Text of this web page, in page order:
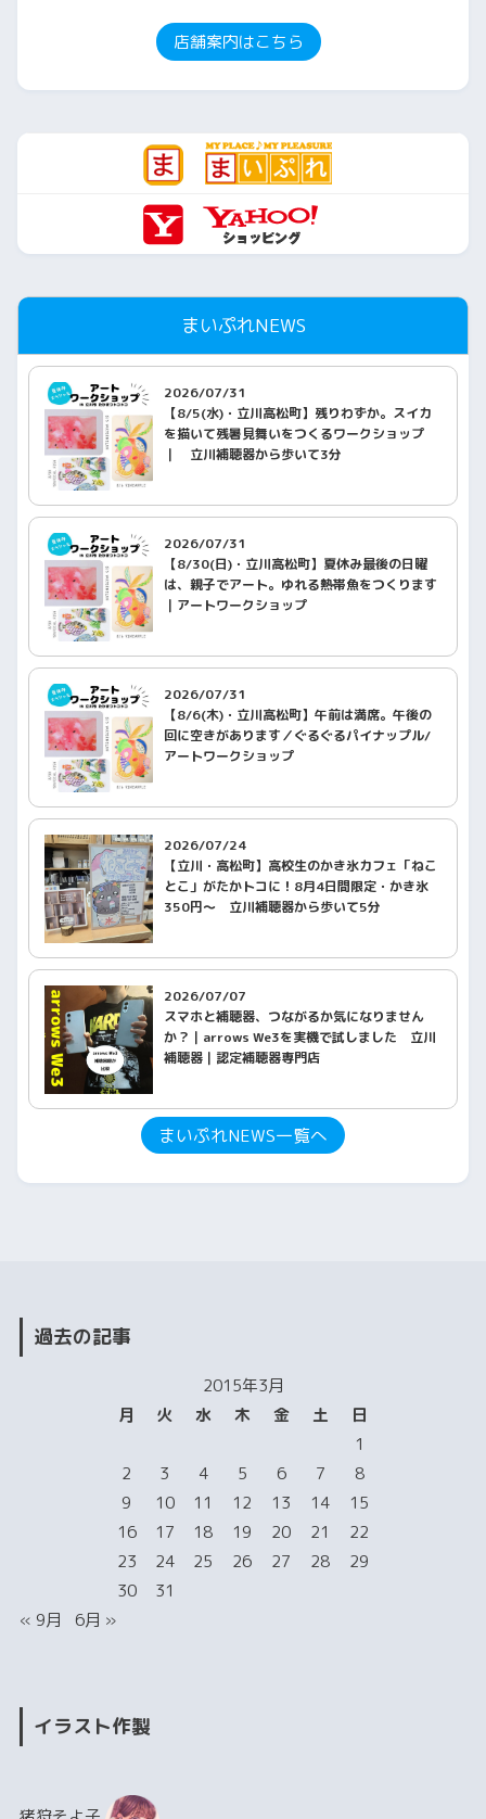
店舗案内はこちら
まいぷれNEWS
2026/07/31
【8/5(水)・立川高松町】残りわずか。スイカ
を描いて残暑見舞いをつくるワークショップ
｜ 立川補聴器から歩いて3分
2026/07/31
【8/30(日)・立川高松町】夏休み最後の日曜
は、親子でアート。ゆれる熱帯魚をつくります
｜アートワークショップ
2026/07/31
【8/6(木)・立川高松町】午前は満席。午後の
回に空きがあります／ぐるぐるパイナップル/
アートワークショップ
2026/07/24
【立川・高松町】高校生のかき氷カフェ「ねこ
とこ」がたかトコに！8月4日間限定・かき氷
350円〜 立川補聴器から歩いて5分
2026/07/07
スマホと補聴器、つながるか気になりません
か？｜arrows We3を実機で試しました 立川
補聴器｜認定補聴器専門店
まいぷれNEWS一覧へ
過去の記事
2015年3月
月
火 水 木 金 土
日
1
2
3 4 5 6 7
8
9
10 11 12 13 14
15
16
17 18 19 20 21
22
23
24 25 26 27 28
29
30
31
« 9月
6月 »
イラスト作製